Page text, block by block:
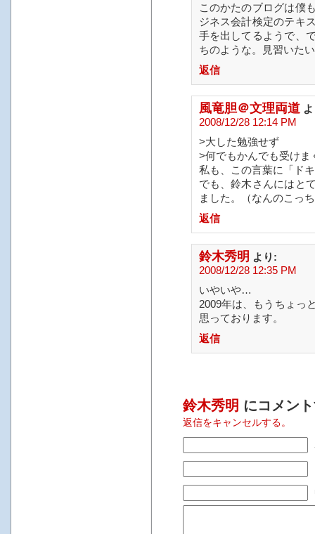
このかたのブログは僕
ジネス会計検定のテキ
手を出してるようで、
ちのような。見習いた
返信
風竜胆＠文理両道
2008/12/28 12:14 PM
>大した勉強せず
>何でもかんでも受けま
私も、この言葉に「ド
でも、鈴木さんにはと
ました。（なんのこっ
返信
鈴木秀明 より:
2008/12/28 12:35 PM
いやいや…
2009年は、もうちょっ
思っております。
返信
鈴木秀明 にコメン
返信をキャンセルする。